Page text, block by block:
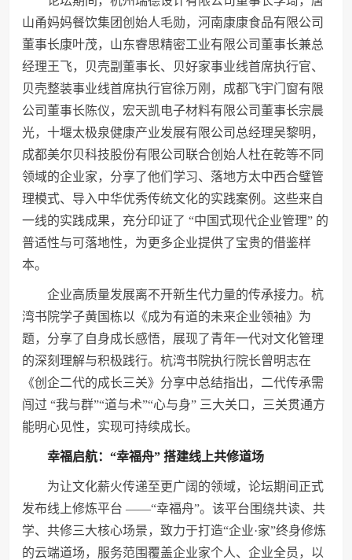
山甬妈妈餐饮集团创始人毛勋，河南康康食品有限公司
董事长康叶茂，山东睿思精密工业有限公司董事长兼总
经理王飞，贝壳副董事长、贝好家事业线首席执行官、
贝壳整装事业线首席执行官徐万刚，成都飞宇门窗有限
公司董事长陈仪，宏天凯电子材料有限公司董事长宗晨
光，十堰太极泉健康产业发展有限公司总经理吴黎明，
成都美尔贝科技股份有限公司联合创始人杜在乾等不同
领域的企业家，分享了他们学习、落地方太中西合璧管
理模式、导入中华优秀传统文化的实践案例。这些来自
一线的实践成果，充分印证了 “中国式现代企业管理” 的
普适性与可落地性，为更多企业提供了宝贵的借鉴样
本。
企业高质量发展离不开新生代力量的传承接力。杭
湾书院学子黄国栋以《成为有道的未来企业领袖》为
题，分享了自身成长感悟，展现了青年一代对文化管理
的深刻理解与积极践行。杭湾书院执行院长曾明志在
《创企二代的成长三关》分享中总结指出，二代传承需
闯过 “我与群”“道与术”“心与身” 三大关口，三关贯通方
能明心见性，实现可持续成长。
幸福启航：“幸福舟” 搭建线上共修道场
为让文化薪火传递至更广阔的领域，论坛期间正式
发布线上修炼平台 ——“幸福舟”。该平台围绕共读、共
学、共修三大核心场景，致力于打造“企业·家”终身修炼
的云端道场，服务范围覆盖企业家个人、企业全员，以